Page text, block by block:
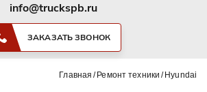
info@truckspb.ru
ЗАКАЗАТЬ ЗВОНОК
Главная Ремонт техники Hyundai